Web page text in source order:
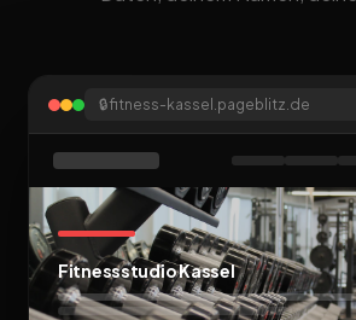
🔒fitness-kassel.pageblitz.de
Fitnessstudio Kassel